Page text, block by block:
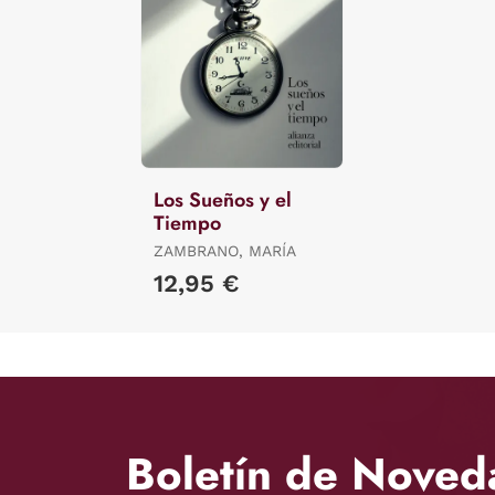
Los Sueños y el
Tiempo
ZAMBRANO, MARÍA
12,95 €
Boletín de